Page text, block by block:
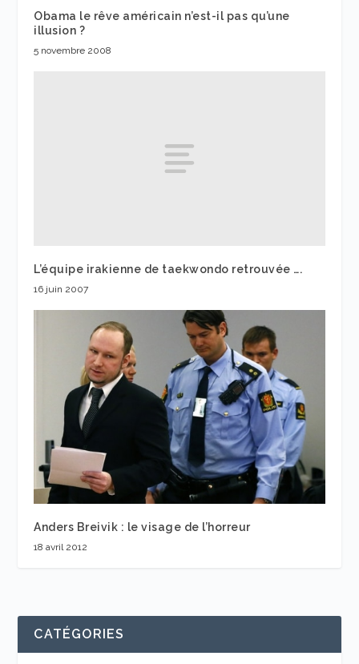
Obama le rêve américain n’est-il pas qu’une
illusion ?
5 novembre 2008
L’équipe irakienne de taekwondo retrouvée ….
16 juin 2007
Anders Breivik : le visage de l’horreur
18 avril 2012
CATÉGORIES